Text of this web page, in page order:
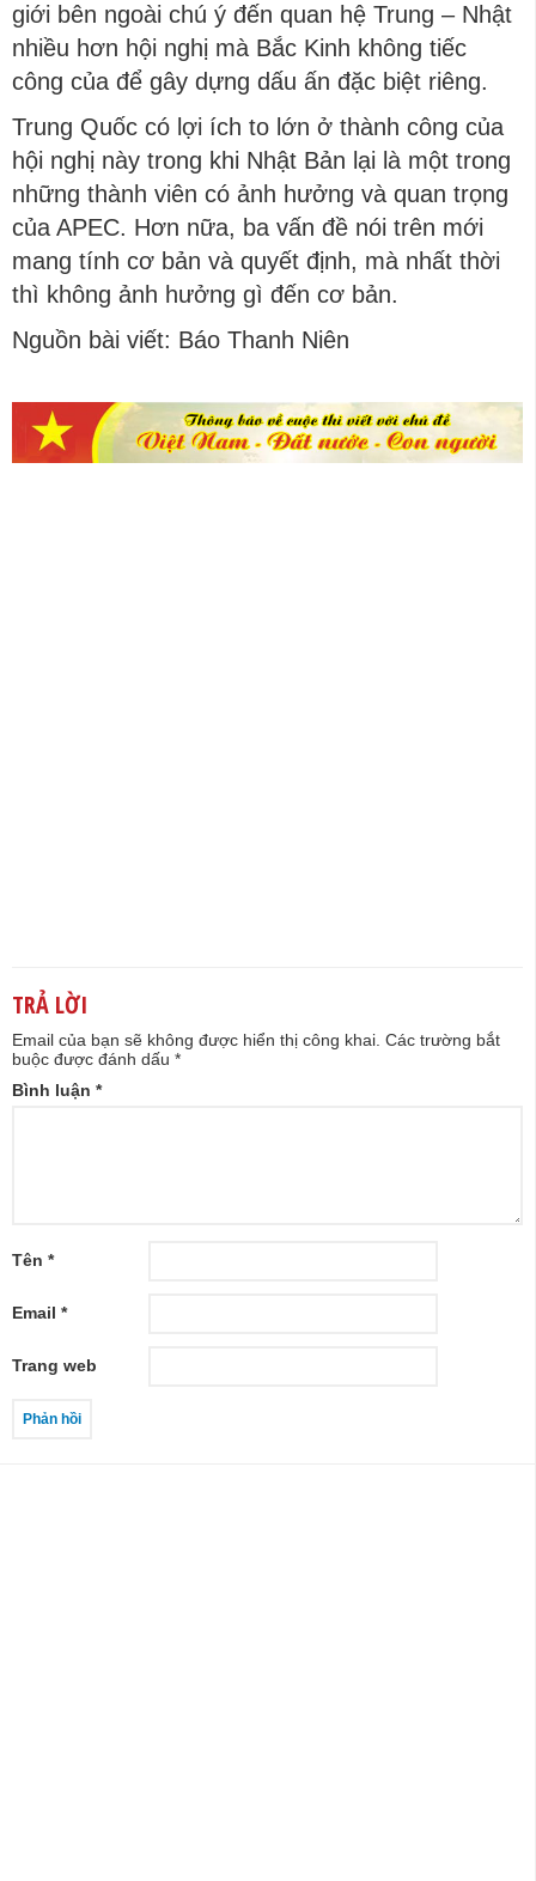
giới bên ngoài chú ý đến quan hệ Trung – Nhật
nhiều hơn hội nghị mà Bắc Kinh không tiếc
công của để gây dựng dấu ấn đặc biệt riêng.
Trung Quốc có lợi ích to lớn ở thành công của
hội nghị này trong khi Nhật Bản lại là một trong
những thành viên có ảnh hưởng và quan trọng
của APEC. Hơn nữa, ba vấn đề nói trên mới
mang tính cơ bản và quyết định, mà nhất thời
thì không ảnh hưởng gì đến cơ bản.
Nguồn bài viết: Báo Thanh Niên
TRẢ LỜI
Email của bạn sẽ không được hiển thị công khai. Các trường bắt
buộc được đánh dấu *
Bình luận *
Tên *
Email *
Trang web